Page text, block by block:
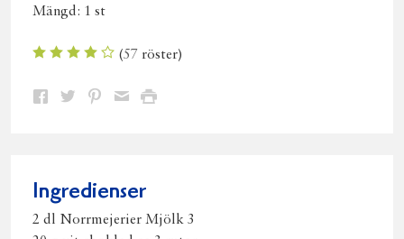
Mängd: 1 st
(57 röster)
Dela Dela Dela DelaSkriv
Ingredienser
2 dl Norrmejerier Mjölk 3